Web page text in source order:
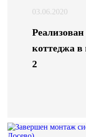
03.06.2020
коттеджа в
2